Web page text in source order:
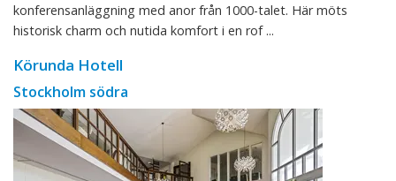
konferensanläggning med anor från 1000-talet. Här möts
historisk charm och nutida komfort i en rof ...
Körunda Hotell
Stockholm södra